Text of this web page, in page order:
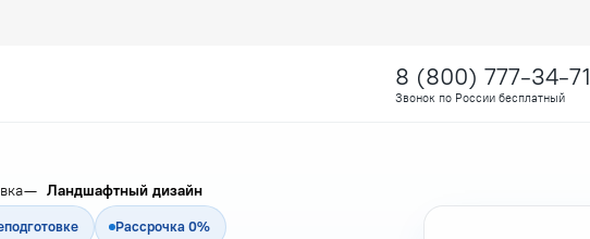
8 (800) 777-34-71
Звонок по России бесплатный
Ландшафтный дизайн
Рассрочка 0%